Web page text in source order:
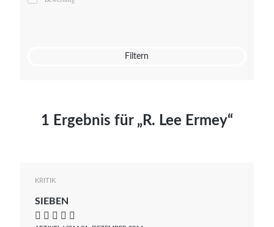
Mato von Vogelstein
Filtern
1 Ergebnis für „R. Lee Ermey“
KRITIK
SIEBEN
    